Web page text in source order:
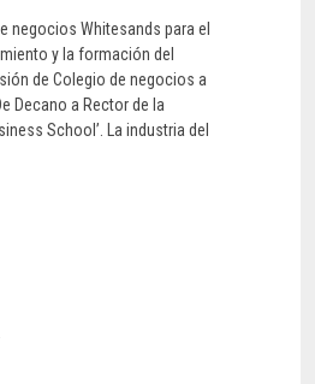
negocios Whitesands para el
y la formación del
de Colegio de negocios a
Decano a Rector de la
School’. La industria del